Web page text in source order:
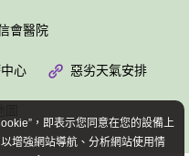
會醫院
心 惡劣天氣安排
，即表示您同意在您的設備上
增強網站導航、分析網站使用情